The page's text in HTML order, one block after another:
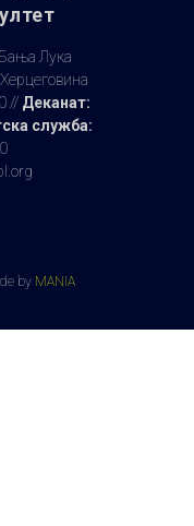
Лука
// Деканат:
служба:
by MANIA